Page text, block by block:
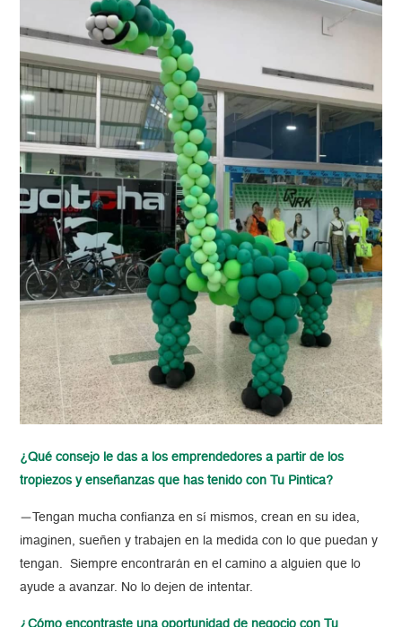
¿Qué consejo le das a los emprendedores a partir de los
tropiezos y enseñanzas que has tenido con Tu Pintica?
—Tengan mucha confianza en sí mismos, crean en su idea,
imaginen, sueñen y trabajen en la medida con lo que puedan y
tengan. Siempre encontrarán en el camino a alguien que lo
ayude a avanzar. No lo dejen de intentar.
¿Cómo encontraste una oportunidad de negocio con Tu